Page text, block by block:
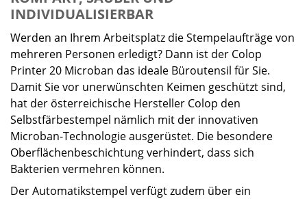
INDIVIDUALISIERBAR
Werden an Ihrem Arbeitsplatz die Stempelaufträge von
mehreren Personen erledigt? Dann ist der Colop
Printer 20 Microban das ideale Büroutensil für Sie.
Damit Sie vor unerwünschten Keimen geschützt sind,
hat der österreichische Hersteller Colop den
Selbstfärbestempel nämlich mit der innovativen
Microban-Technologie ausgerüstet. Die besondere
Oberflächenbeschichtung verhindert, dass sich
Bakterien vermehren können.
Der Automatikstempel verfügt zudem über ein